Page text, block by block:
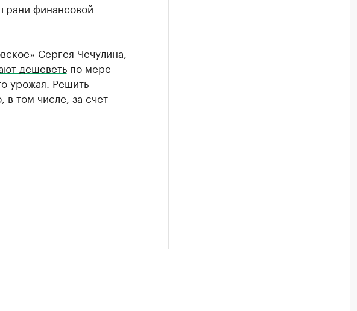
финансовой
Сергея Чечулина,
дешеветьпо мере
урожая. Решить
том числе, за счет